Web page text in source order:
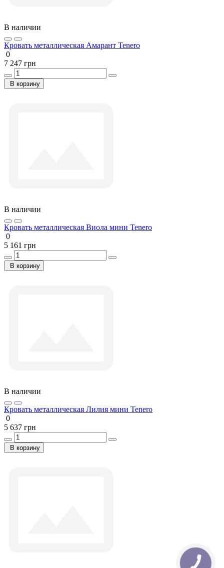
В наличии
Кровать металлическая Амарант Tenero
0
7 247 грн
В корзину
В наличии
Кровать металлическая Виола мини Tenero
0
5 161 грн
В корзину
В наличии
Кровать металлическая Лилия мини Tenero
0
5 637 грн
В корзину